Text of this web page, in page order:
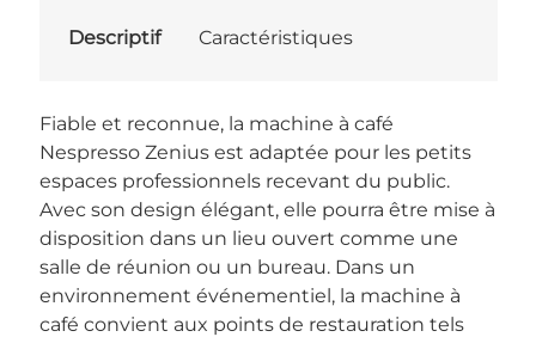
Descriptif Caractéristiques
Fiable et reconnue, la machine à café
Nespresso Zenius est adaptée pour les petits
espaces professionnels recevant du public.
Avec son design élégant, elle pourra être mise à
disposition dans un lieu ouvert comme une
salle de réunion ou un bureau. Dans un
environnement événementiel, la machine à
café convient aux points de restauration tels